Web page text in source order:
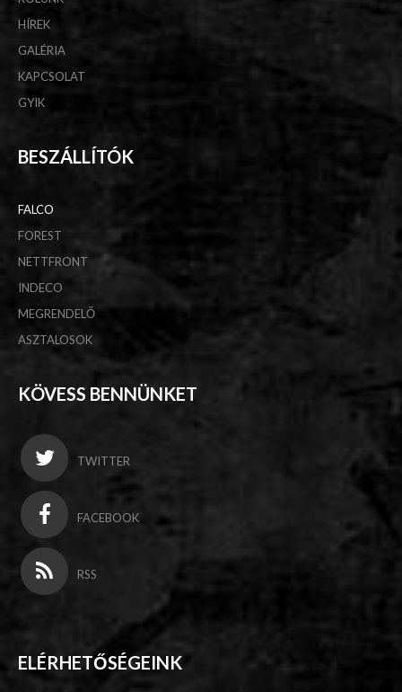
HÍREK
GALÉRIA
KAPCSOLAT
GYIK
BESZÁLLÍTÓK
FALCO
FOREST
NETTFRONT
INDECO
MEGRENDELŐ
ASZTALOSOK
KÖVESS BENNÜNKET
TWITTER
FACEBOOK
RSS
ELÉRHETŐSÉGEINK